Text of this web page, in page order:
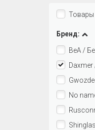
Товары
Бренд:
BeA /
No